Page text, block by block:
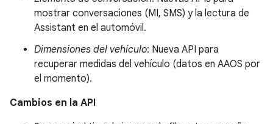
mostrar conversaciones (MI, SMS) y la lectura de
Assistant en el automóvil.
Dimensiones del vehículo: Nueva API para
recuperar medidas del vehículo (datos en AAOS por
el momento).
Cambios en la API